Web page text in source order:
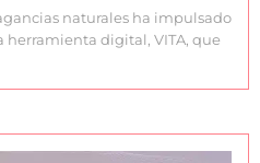
naturales ha impulsado
herramienta digital, VITA, que